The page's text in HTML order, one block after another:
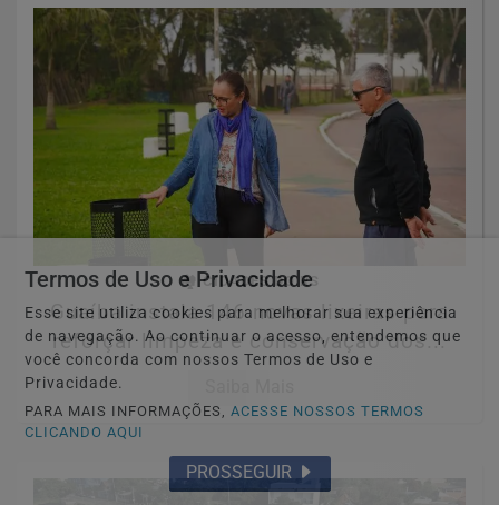
🏘️ CIDADES DO RS
Guaíba instala 146 novas lixeiras para
reforçar limpeza e conservação dos...
Termos de Uso e Privacidade
Esse site utiliza cookies para melhorar sua experiência
de navegação. Ao continuar o acesso, entendemos que
você concorda com nossos Termos de Uso e
Privacidade.
PARA MAIS INFORMAÇÕES,ACESSE NOSSOS TERMOS
CLICANDO AQUI
PROSSEGUIR